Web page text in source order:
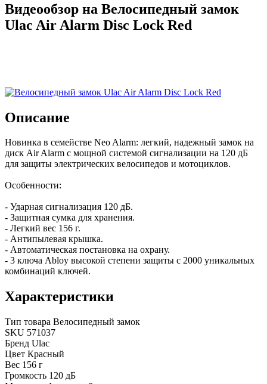
Видеообзор на Велосипедный замок
Ulac Air Alarm Disc Lock Red
Описание
Новинка в семействе Neo Alarm: легкий, надежный замок на
диск Air Alarm с мощной системой сигнализации на 120 дБ
для защиты электрических велосипедов и мотоциклов.
Особенности:
- Ударная сигнализация 120 дБ.
- Защитная сумка для хранения.
- Легкий вес 156 г.
- Антипылевая крышка.
- Автоматическая постановка на охрану.
- 3 ключа Abloy высокой степени защиты с 2000 уникальных
комбинаций ключей.
Характеристики
Тип товара Велосипедный замок
SKU 571037
Бренд Ulac
Цвет Красный
Вес 156 г
Громкость 120 дБ